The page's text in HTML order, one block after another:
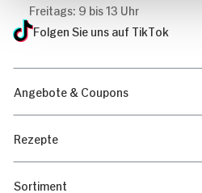
Freitags: 9 bis 13 Uhr
Folgen Sie uns auf TikTok
Angebote & Coupons
Rezepte
Sortiment